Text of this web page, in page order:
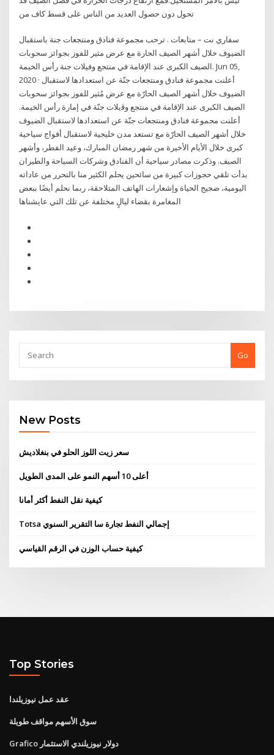
تحول دون حصول العديد من الناس على قسط كاف من
سفاري نت – متابعات . ترحب مجموعة فنادق ومنتجعات جنة باستقبال
الضيوف خلال أشهر الصيف الحارة مع عرض مثير للفوز بجوائز سحوبات
الصيف الكبرى عند الإقامة في منتجع وفيلات جنة رأس الخيمة. Jun 05,
2020 · أعلنت مجموعة فنادق ومنتجعات جنّة عن استعدادها لاستقبال
الضيوف خلال أشهر الصيف الحارّة مع عرض مُثير للفوز بجوائز سحوبات
الصيف الكبرى عند الإقامة في منتجع وﭬيلات جنّة في إمارة رأس الخيمة.
أعلنت مجموعة فنادق ومنتجعات جنّة عن استعدادها لاستقبال الضيوف
خلال أشهر الصيف الحارّة مع تستعد مدن خليجية لاستقبال أفواج سياحية
كبرى خلال الأيام الأخيرة من شهر رمضان المبارك، وعيد الفطر، وأشهر
الصيف. وذكرت مصادر سياحية أن الفنادق وشركات السياحة والطيران
بدأت تلقي حجوزات كبيرة من سائحين يحلم الكثير منا بالتحرر من عاداته
اليومية، ضجيج الحياة وإشعارات الهاتف المتلاحقة، ربما نحلم أيضًا ببعض
المغامرة بقضاء ليالٍ مختلفة عن تلك التي عايشناها
Go
New Posts
سعر زيت اللوز الحلو في بنغلاديش
أعلى 10 أسهم النمو على المدى الطويل
كيفية نقل النفط أكثر أمانا
Totsa إجمالي النفط تجارة سا التقرير السنوي
كيفية حساب الوزن في الرقم القياسي
Top Stories
عقد عمل نيوزيلندا
سوق الأسهم مواقف طويلة
Grafico دولار نيوزيلندي الاستثمار